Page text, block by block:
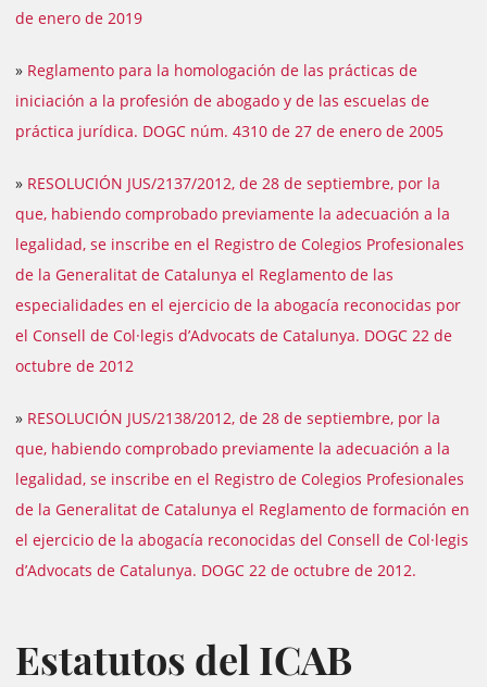
de enero de 2019
» Reglamento para la homologación de las prácticas de
iniciación a la profesión de abogado y de las escuelas de
práctica jurídica. DOGC núm. 4310 de 27 de enero de 2005
» RESOLUCIÓN JUS/2137/2012, de 28 de septiembre, por la
que, habiendo comprobado previamente la adecuación a la
legalidad, se inscribe en el Registro de Colegios Profesionales
de la Generalitat de Catalunya el Reglamento de las
especialidades en el ejercicio de la abogacía reconocidas por
el Consell de Col·legis d’Advocats de Catalunya. DOGC 22 de
octubre de 2012
» RESOLUCIÓN JUS/2138/2012, de 28 de septiembre, por la
que, habiendo comprobado previamente la adecuación a la
legalidad, se inscribe en el Registro de Colegios Profesionales
de la Generalitat de Catalunya el Reglamento de formación en
el ejercicio de la abogacía reconocidas del Consell de Col·legis
d’Advocats de Catalunya. DOGC 22 de octubre de 2012.
Estatutos del ICAB